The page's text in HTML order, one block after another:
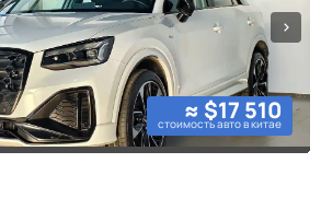
≈ $17 510
стоимость авто в китае